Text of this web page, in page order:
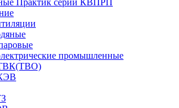
Практик серии КВПРП
промышленные
ТВК(ТВО)